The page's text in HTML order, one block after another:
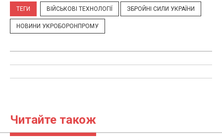
ТЕГИ ВІЙСЬКОВІ ТЕХНОЛОГІЇ ЗБРОЙНІ СИЛИ УКРАЇНИ
НОВИНИ УКРОБОРОНПРОМУ
Читайте також